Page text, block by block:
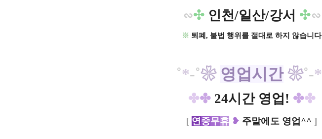
​∽✣ 인천/일산/강서 ✣∽​
※ 퇴폐, 불법 행위를 절대로 하지 않습니다
˚*-˚❀ 영업시간 ❀˚-*
✤✤24시간 영업! ✤✤
[ 연중무휴 ❥ 주말에도 영업^^ ]